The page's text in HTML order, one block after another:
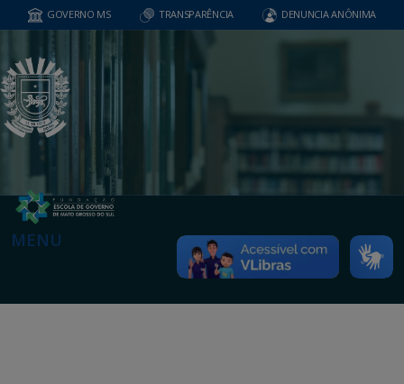
GOVERNO MS TRANSPARÊNCIA DENUNCIA ANÔNIMA
MENU